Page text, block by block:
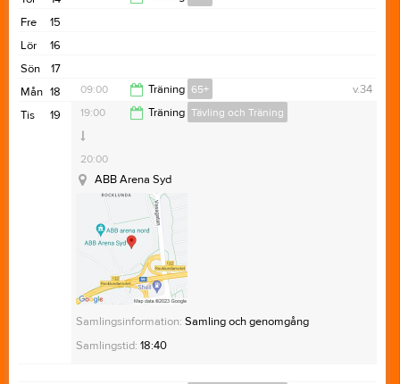
15
Fre
16
Lör
17
Sön
18
Mån v.34
09:00 Träning 65+
10:00
19
Tis 19:00 Träning Tävling och Träning
20:00
ABB Arena Syd
Samlingsinformation: Samling och genomgång
Samlingstid: 18:40